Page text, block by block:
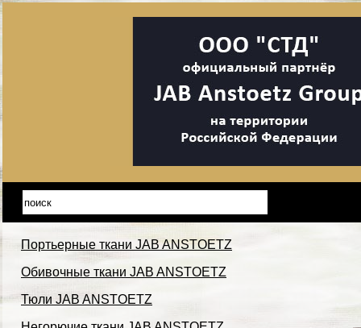
Портьерные ткани JAB ANSTOETZ
Обивочные ткани JAB ANSTOETZ
Тюли JAB ANSTOETZ